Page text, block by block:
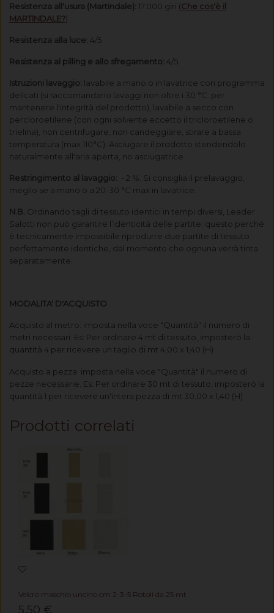
Resistenza all'usura (Martindale): 17.000 giri (Che cos'è il
MARTINDALE?)
Resistenza alla luce: 4/5
Resistenza al pilling e allo sfregamento: 4/5
Istruzioni lavaggio: lavabile a mano o in lavatrice con programma
delicati (si raccomandano lavaggi non oltre i 30 °C per
mantenere l'integrità del prodotto), lavabile a secco con
percloroetilene (con ogni solvente eccetto il tricloroetilene o
trielina), non centrifugare, non candeggiare, stirare a bassa
temperatura (max 110°C). Asciugare il prodotto stendendolo
naturalmente all'aria aperta, no asciugatrice.
Restringimento al lavaggio: - 2 %. Si consiglia il prelavaggio,
meglio se a mano o a 20-30 °C max in lavatrice.
N.B. Ordinando tagli di tessuto identici in tempi diversi, Leader
Salotti non può garantire l’identicità delle partite; questo perché
è tecnicamente impossibile riprodurre due partite di tessuto
perfettamente identiche, dal momento che ognuna verrà tinta
separatamente.
MODALITA' D'ACQUISTO
Acquisto al metro: imposta nella voce "Quantità" il numero di
metri necessari. Es: Per ordinare 4 mt di tessuto, imposterò la
quantità 4 per ricevere un taglio di mt 4,00 x 1,40 (H)
Acquisto a pezza: imposta nella voce "Quantità" il numero di
pezze necessarie. Es: Per ordinare 30 mt di tessuto, imposterò la
quantità 1 per ricevere un'intera pezza di mt 30,00 x 1,40 (H)
Prodotti correlati
Velcro maschio uncino cm 2-3-5 Rotoli da 25 mt
5,50 €